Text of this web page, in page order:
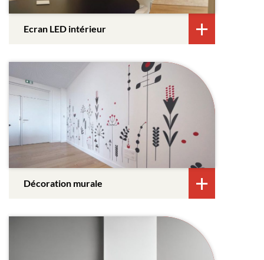
Ecran LED intérieur
Décoration murale